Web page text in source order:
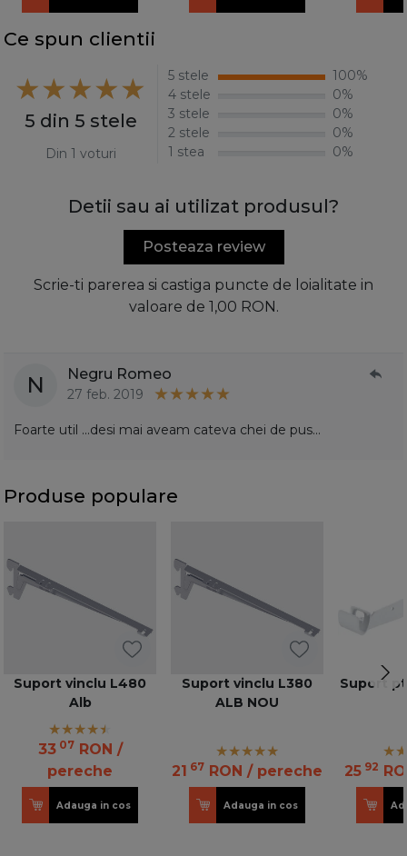
Ce spun clientii
5 din 5 stele
Din 1 voturi
5 stele
100%
4 stele
0%
3 stele
0%
2 stele
0%
1 stea
0%
Detii sau ai utilizat produsul?
Posteaza review
Scrie-ti parerea si castiga puncte de loialitate in
valoare de 1,00 RON.
N Negru Romeo
27 feb. 2019
Foarte util ...desi mai aveam cateva chei de pus...
Produse populare
Suport vinclu L480
Alb
33 07 RON /
pereche
Adauga in cos
Suport vinclu L380
ALB NOU
21 67 RON / pereche
Adauga in cos
Suport
25 92